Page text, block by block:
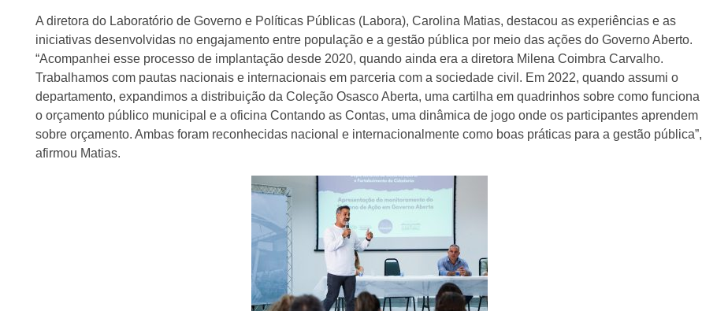
A diretora do Laboratório de Governo e Políticas Públicas (Labora), Carolina Matias, destacou as experiências e as
iniciativas desenvolvidas no engajamento entre população e a gestão pública por meio das ações do Governo Aberto.
“Acompanhei esse processo de implantação desde 2020, quando ainda era a diretora Milena Coimbra Carvalho.
Trabalhamos com pautas nacionais e internacionais em parceria com a sociedade civil. Em 2022, quando assumi o
departamento, expandimos a distribuição da Coleção Osasco Aberta, uma cartilha em quadrinhos sobre como funciona
o orçamento público municipal e a oficina Contando as Contas, uma dinâmica de jogo onde os participantes aprendem
sobre orçamento. Ambas foram reconhecidas nacional e internacionalmente como boas práticas para a gestão pública”,
afirmou Matias.